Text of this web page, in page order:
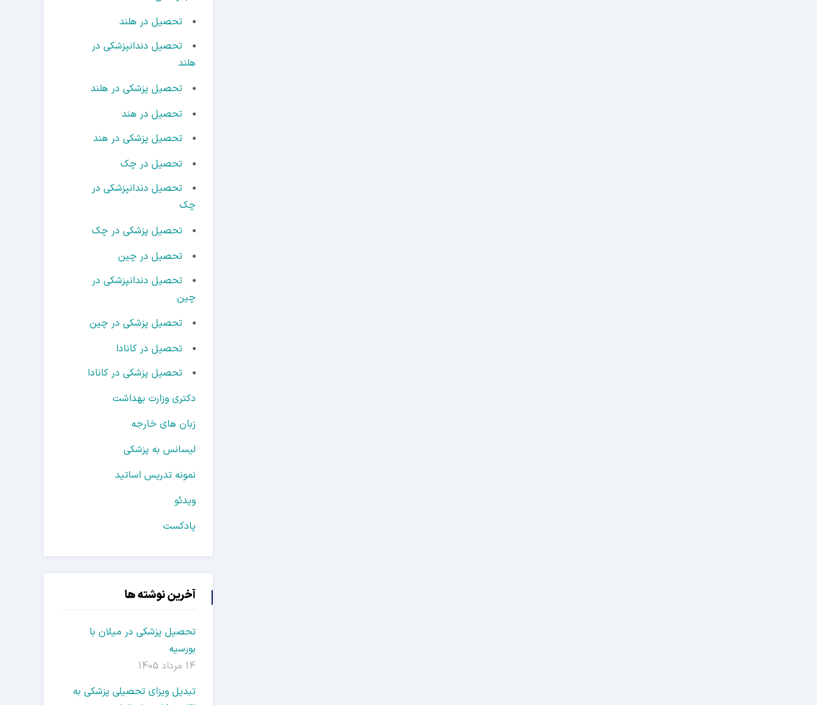
تحصیل در هلند
تحصیل دندانپزشکی در
هلند
تحصیل پزشکی در هلند
تحصیل در هند
تحصیل پزشکی در هند
تحصیل در چک
تحصیل دندانپزشکی در
چک
تحصیل پزشکی در چک
تحصیل در چین
تحصیل دندانپزشکی در
چین
تحصیل پزشکی در چین
تحصیل در کانادا
تحصیل پزشکی در کانادا
دکتری وزارت بهداشت
زبان های خارجه
لیسانس به پزشکی
نمونه تدریس اساتید
ویدئو
پادکست
آخرین نوشته ها
تحصیل پزشکی در میلان با
بورسیه
14 مرداد 1405
تبدیل ویزای تحصیلی پزشکی به